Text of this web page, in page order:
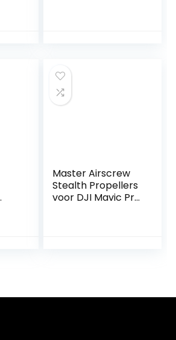
Master Airscrew
Stealth Propellers
voor DJI Mavic Pro